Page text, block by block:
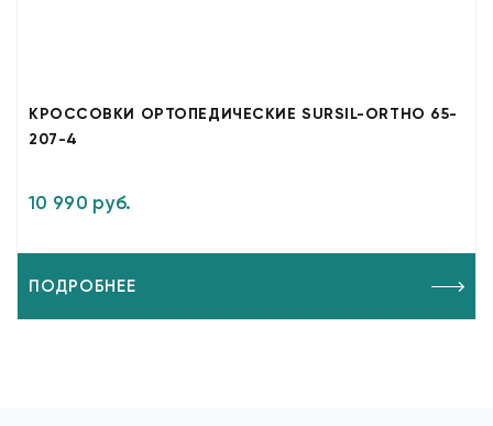
КРОССОВКИ ОРТОПЕДИЧЕСКИЕ SURSIL-ORTHO 65-
207-4
10 990 руб.
ПОДРОБНЕЕ